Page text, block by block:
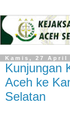
Kamis, 27 April
Kunjungan
Aceh ke
Selatan